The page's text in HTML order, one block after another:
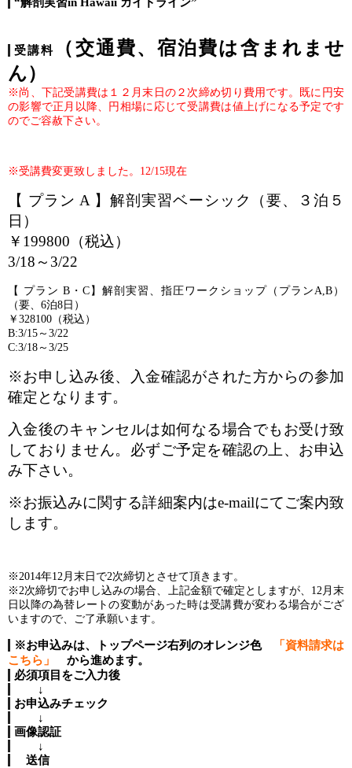
受講料
（交通費、宿泊費は含まれませ
ん）
※尚、下記受講費は１２月末日の２次締め切り費用です。既に円安
の影響で正月以降、円相場に応じて受講費は値上げになる予定です
のでご容赦下さい。
※受講費変更致しました。12/15現在
【 プラン A 】解剖実習ベーシック（要、３泊５
日）
￥199800（税込）
3/18～3/22
【 プラン B・C】解剖実習、指圧ワークショップ（プランA,B）
（要、6泊8日）
￥328100（税込）
B:3/15～3/22
C:3/18～3/25
※お申し込み後、入金確認がされた方からの参加
確定となります。
入金後のキャンセルは如何なる場合でもお受け致
しておりません。必ずご予定を確認の上、お申込
み下さい。
※お振込みに関する詳細案内はe-mailにてご案内致
します。
※2014年12月末日で2次締切とさせて頂きます。
※2次締切でお申し込みの場合、上記金額で確定としますが、12月末
日以降の為替レートの変動があった時は受講費が変わる場合がござ
いますので、ご了承願います。
※お申込みは、トップページ右列のオレンジ色
「資料請求は
こちら」 から進めます。
必須項目をご入力後
↓
お申込みチェック
↓
画像認証
↓
送信